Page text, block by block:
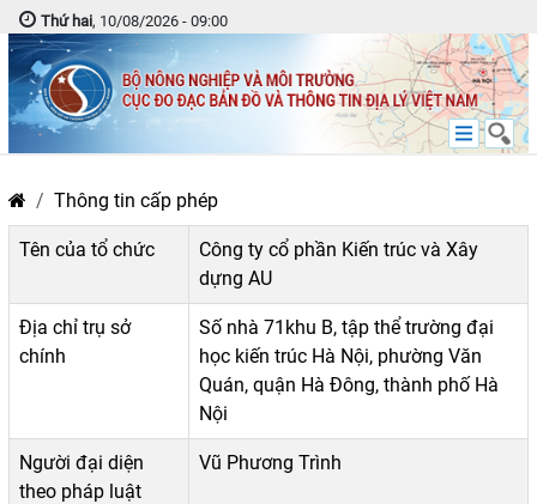
Thứ hai, 10/08/2026 - 09:00
Thông tin cấp phép
Tên của tổ chức
Công ty cổ phần Kiến trúc và Xây
dựng AU
Địa chỉ trụ sở
chính
Số nhà 71khu B, tập thể trường đại
học kiến trúc Hà Nội, phường Văn
Quán, quận Hà Đông, thành phố Hà
Nội
Người đại diện
theo pháp luật
Vũ Phương Trình